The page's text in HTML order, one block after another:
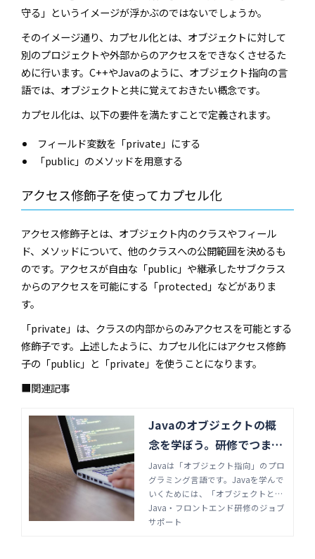
守る」というイメージが浮かぶのではないでしょうか。
そのイメージ通り、カプセル化とは、オブジェクトに対して
別のプロジェクトや外部からのアクセスをできなくさせるた
めに行います。C++やJavaのように、オブジェクト指向の言
語では、オブジェクトと共に覚えておきたい概念です。
カプセル化は、以下の要件を満たすことで定義されます。
フィールド変数を「private」にする
「public」のメソッドを用意する
アクセス修飾子を使ってカプセル化
アクセス修飾子とは、オブジェクト内のクラスやフィール
ド、メソッドについて、他のクラスへの公開範囲を決めるも
のです。アクセスが自由な「public」や継承したサブクラス
からのアクセスを可能にする「protected」などがありま
す。
「private」は、クラスの内部からのみアクセスを可能とする
修飾子です。上述したように、カプセル化にはアクセス修飾
子の「public」と「private」を使うことになります。
■関連記事
Javaのオブジェクトの概
念を学ぼう。研修でつまづ
かないためにクラスや型な
どの要点解説 | Java・フロ
ントエンド研修のジョブサ
ポート
Javaは「オブジェクト指向」のプロ
グラミング言語です。Javaを学んで
いくためには、「オブジェクトとは
何か」を理解することが求められま
す。オブジェクトの概要をはじめ、
Java・フロントエンド研修のジョブ
サポート